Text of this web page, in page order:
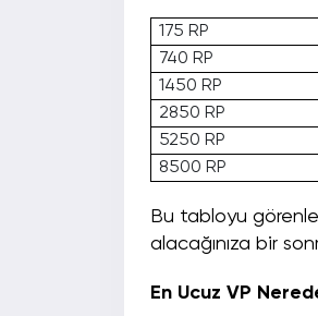
175 RP
740 RP
1450 RP
2850 RP
5250 RP
8500 RP
Bu tabloyu
alacağınıza bir
En Ucuz VP